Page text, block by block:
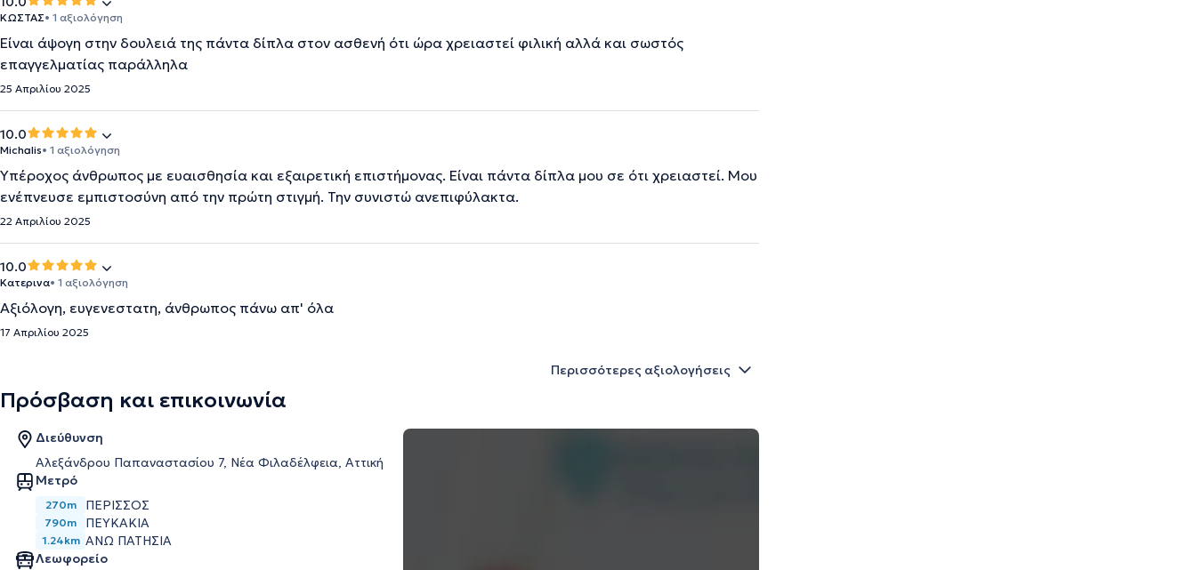
ΚΩΣΤΑΣ• 1 αξιολόγηση
Είναι άψογη στην δουλειά της πάντα δίπλα στον ασθενή ότι ώρα χρειαστεί φιλική αλλά και σωστός
επαγγελματίας παράλληλα
25 Απριλίου 2025
10.0
Michalis• 1 αξιολόγηση
Υπέροχος άνθρωπος με ευαισθησία και εξαιρετική επιστήμονας. Είναι πάντα δίπλα μου σε ότι χρειαστεί. Μου
ενέπνευσε εμπιστοσύνη από την πρώτη στιγμή. Την συνιστώ ανεπιφύλακτα.
22 Απριλίου 2025
10.0
Κατερινα• 1 αξιολόγηση
Αξιόλογη, ευγενεστατη, άνθρωπος πάνω απ' όλα
17 Απριλίου 2025
Περισσότερες αξιολογήσεις
Πρόσβαση και επικοινωνία
Διεύθυνση
Αλεξάνδρου Παπαναστασίου 7, Νέα Φιλαδέλφεια, Αττική
Μετρό
270m ΠΕΡΙΣΣΌΣ
790m ΠΕΥΚΆΚΙΑ
1.24km ΆΝΩ ΠΑΤΉΣΙΑ
Λεωφορείο